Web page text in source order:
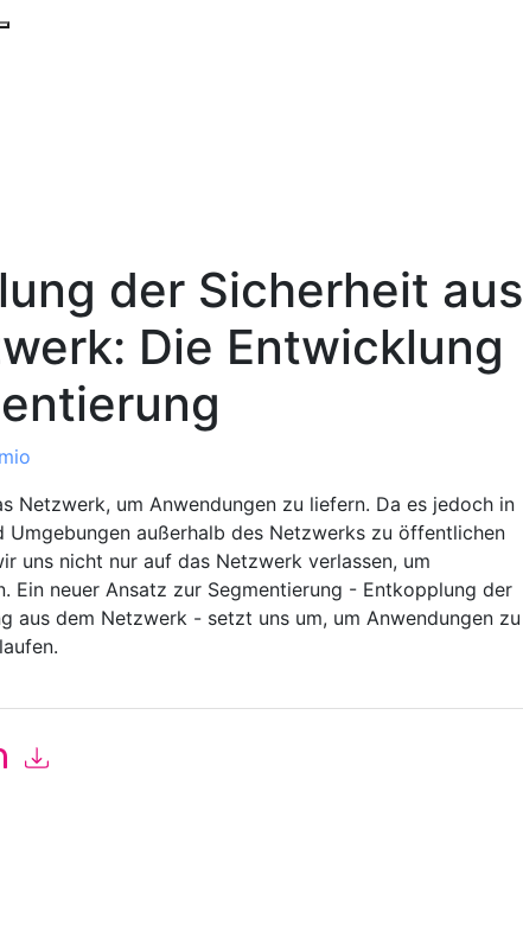
der Sicherheit aus
Die Entwicklung
Netzwerk, um Anwendungen zu liefern. Da es jedoch in
Umgebungen außerhalb des Netzwerks zu öffentlichen
uns nicht nur auf das Netzwerk verlassen, um
Ein neuer Ansatz zur Segmentierung - Entkopplung der
aus dem Netzwerk - setzt uns um, um Anwendungen zu